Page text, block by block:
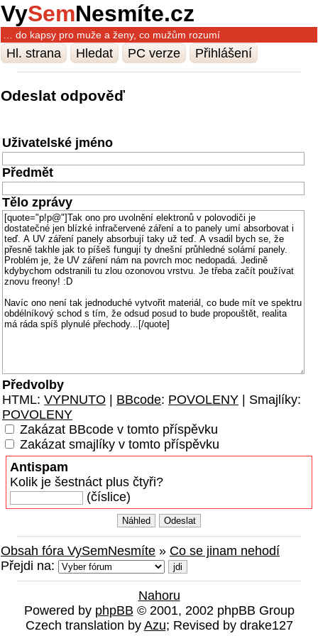
VySemNesmíte.cz
… do kapsy pro muže a ženy, co mužům rozumí
Hl. strana Hledat PC verze Přihlášení
Odeslat odpověď
Uživatelské jméno
Předmět
Tělo zprávy
Předvolby
HTML: VYPNUTO BBcode: POVOLENY | Smajlíky:
POVOLENY
Zakázat BBcode v tomto příspěvku
Zakázat smajlíky v tomto příspěvku
Antispam
Kolik je šestnáct plus čtyři?
(číslice)
Obsah fóra VySemNesmíte » Co se jinam nehodí
Přejdi na:
Nahoru
Powered by phpBB © 2001, 2002 phpBB Group
Czech translation by Azu; Revised by drake127